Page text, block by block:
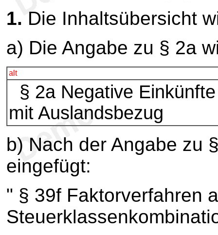
1. Die Inhaltsübersicht
a) Die Angabe zu § 2a
alt
§ 2a Negative Einkünfte
mit Auslandsbezug
b) Nach der Angabe zu
eingefügt:
" § 39f Faktorverfahren